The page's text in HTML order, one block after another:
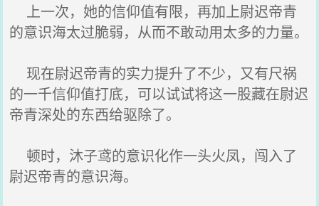
上一次，她的信仰值有限，再加上尉迟帝青
的意识海太过脆弱，从而不敢动用太多的力量。
现在尉迟帝青的实力提升了不少，又有尺祸
的一千信仰值打底，可以试试将这一股藏在尉迟
帝青深处的东西给驱除了。
顿时，沐子鸢的意识化作一头火凤，闯入了
尉迟帝青的意识海。